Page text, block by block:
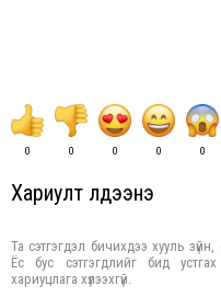
0 0 0 0 0
Хариулт үлдээнэ үү
Та сэтгэгдэл бичихдээ хууль
Ёс бус сэтгэгдлийг бид
хариуцлага хүлээхгүй.